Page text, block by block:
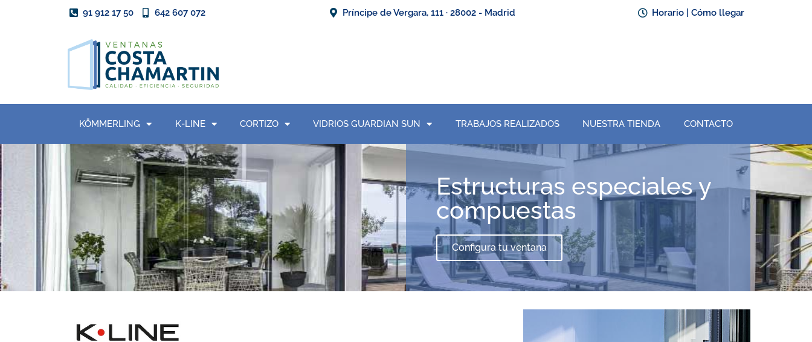
91 912 17 50 642 607 072 Príncipe de Vergara, 111 · 28002 - Madrid Horario | Cómo llegar
KÖMMERLING K-LINE CORTIZO VIDRIOS GUARDIAN SUN TRABAJOS REALIZADOS NUESTRA TIENDA CONTACTO
Estructuras especiales y
compuestas
Configura tu ventana